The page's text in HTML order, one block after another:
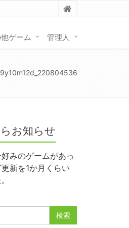
ゲーム 管理人
お知らせ
みのゲームがあっ
新を1か月くらい